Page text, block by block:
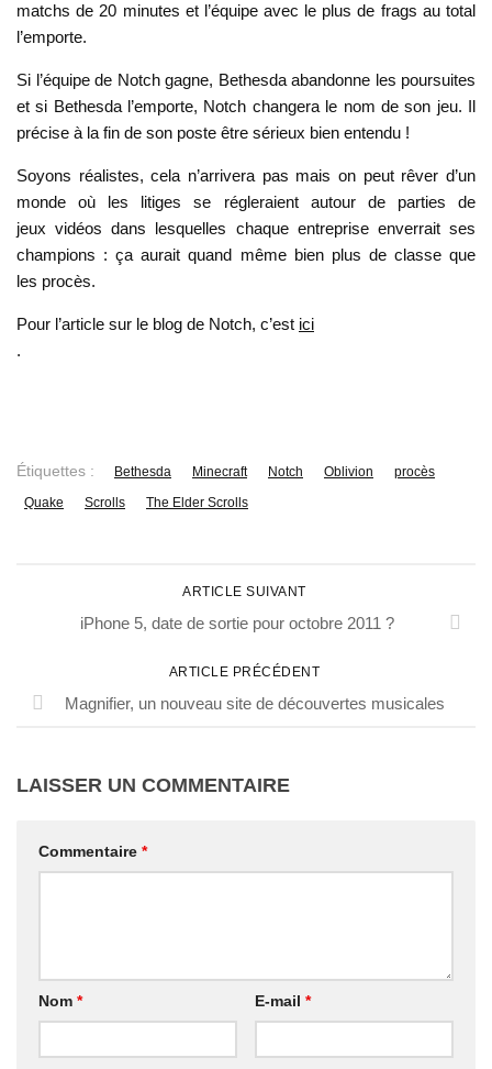
matchs de 20 minutes et l’équipe avec le plus de frags au total
l’emporte.
Si l’équipe de Notch gagne, Bethesda abandonne les poursuites
et si Bethesda l’emporte, Notch changera le nom de son jeu. Il
précise à la fin de son poste être sérieux bien entendu !
Soyons réalistes, cela n’arrivera pas mais on peut rêver d’un
monde où les litiges se régleraient autour de parties de
jeux vidéos dans lesquelles chaque entreprise enverrait ses
champions : ça aurait quand même bien plus de classe que
les procès.
Pour l’article sur le blog de Notch, c’est ici
.
Étiquettes : Bethesda Minecraft Notch Oblivion
procès
Quake
Scrolls The Elder Scrolls
ARTICLE SUIVANT
iPhone 5, date de sortie pour octobre 2011 ?
ARTICLE PRÉCÉDENT
Magnifier, un nouveau site de découvertes musicales
LAISSER UN COMMENTAIRE
Commentaire *
Nom * E-mail *